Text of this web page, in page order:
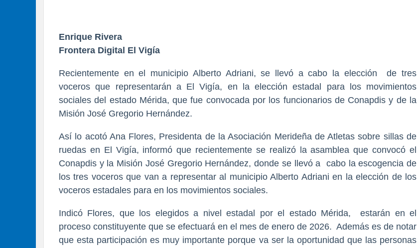
Enrique Rivera
Frontera Digital El Vigía
Recientemente en el municipio Alberto Adriani, se llevó a cabo la elección de tres
voceros que representarán a El Vigía, en la elección estadal para los movimientos
sociales del estado Mérida, que fue convocada por los funcionarios de Conapdis y de la
Misión José Gregorio Hernández.
Así lo acotó Ana Flores, Presidenta de la Asociación Merideña de Atletas sobre sillas de
ruedas en El Vigía, informó que recientemente se realizó la asamblea que convocó el
Conapdis y la Misión José Gregorio Hernández, donde se llevó a cabo la escogencia de
los tres voceros que van a representar al municipio Alberto Adriani en la elección de los
voceros estadales para en los movimientos sociales.
Indicó Flores, que los elegidos a nivel estadal por el estado Mérida, estarán en el
proceso constituyente que se efectuará en el mes de enero de 2026. Además es de notar
que esta participación es muy importante porque va ser la oportunidad que las personas